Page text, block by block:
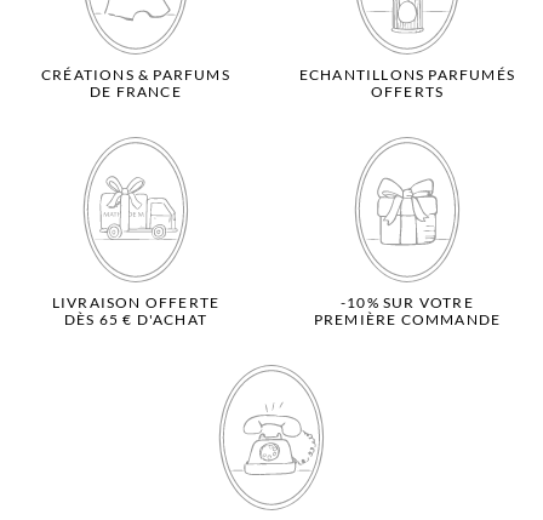
CRÉATIONS & PARFUMS
DE FRANCE
ECHANTILLONS PARFUMÉS
OFFERTS
LIVRAISON OFFERTE
DÈS 65 € D'ACHAT
-10% SUR VOTRE
PREMIÈRE COMMANDE